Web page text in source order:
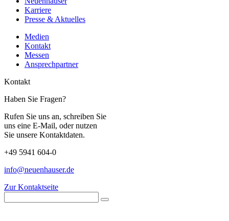
Karriere
Presse & Aktuelles
Medien
Kontakt
Messen
Ansprechpartner
Kontakt
Haben Sie Fragen?
Rufen Sie uns an, schreiben Sie
uns eine E-Mail, oder nutzen
Sie unsere Kontaktdaten.
+49 5941 604-0
info@neuenhauser.de
Zur Kontaktseite